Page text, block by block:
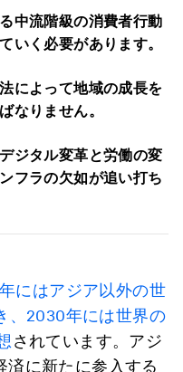
中流階級の消費者行動
いく必要があります。
によって地域の成長を
なりません。
ジタル変革と労働の変
フラの欠如が追い打ち
にはアジア以外の世
、2030年には世界の
されています。アジ
済に新たに参入する